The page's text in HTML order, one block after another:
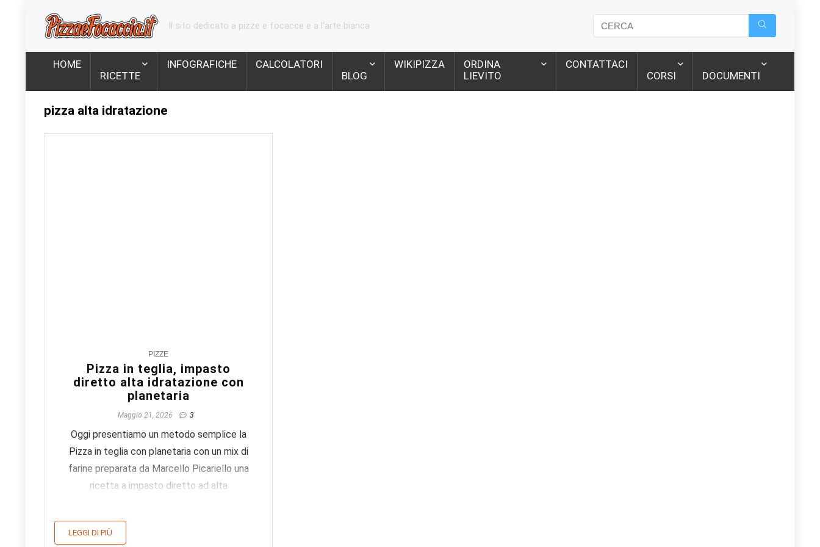
Il sito dedicato a pizze e focacce e a l'arte bianca
HOME
RICETTE
INFOGRAFICHE
CALCOLATORI
BLOG
WIKIPIZZA
ORDINA
LIEVITO
CONTATTACI
CORSI
DOCUMENTI
pizza alta idratazione
PIZZE
Pizza in teglia, impasto
diretto alta idratazione con
planetaria
Maggio 21, 2026 3
Oggi presentiamo un metodo semplice la
Pizza in teglia con planetaria con un mix di
farine preparata da Marcello Picariello una
ricetta a impasto diretto ad alta
preparare un'ottima pizza con impasto
diretto alta idratazione lunga
LEGGI DI PIÙ